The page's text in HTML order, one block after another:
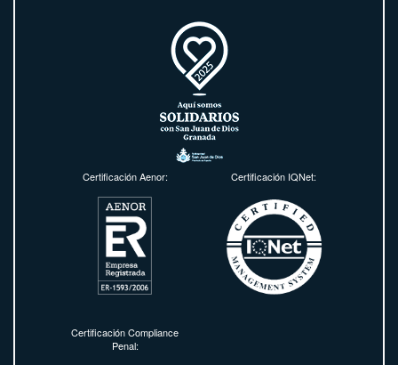
Certificación Aenor: Certificación IQNet:
Certificación Compliance
Penal: